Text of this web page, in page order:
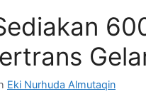
Eki Nurhuda Almutaqin